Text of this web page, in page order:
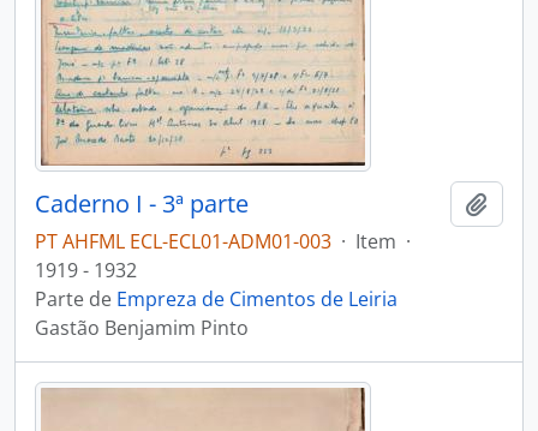
Caderno I - 3ª parte
PT AHFML ECL-ECL01-ADM01-003 · Item ·
1919 - 1932
Parte de Empreza de Cimentos de Leiria
Gastão Benjamim Pinto